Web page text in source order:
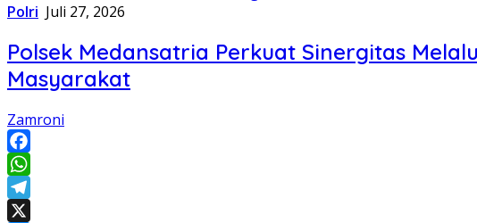
Polri Juli 27, 2026
Polsek Medansatria Perkuat Sinergitas
Masyarakat
Zamroni
Facebook
WhatsApp
Telegram